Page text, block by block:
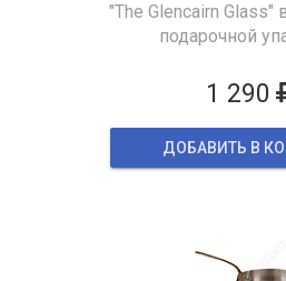
"The Glencairn
подарочной
1 290
ДОБАВИТЬ В